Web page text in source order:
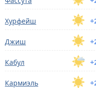
Хурфейш
Джиш
Кабул
Кармиэль